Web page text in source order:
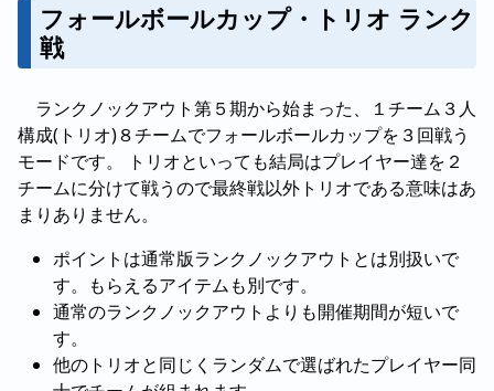
フォールボールカップ・トリオ ランク
戦
ランクノックアウト第５期から始まった、１チーム３人
構成(トリオ)８チームでフォールボールカップを３回戦う
モードです。 トリオといっても結局はプレイヤー達を２
チームに分けて戦うので最終戦以外トリオである意味はあ
まりありません。
ポイントは通常版ランクノックアウトとは別扱いで
す。もらえるアイテムも別です。
通常のランクノックアウトよりも開催期間が短いで
す。
他のトリオと同じくランダムで選ばれたプレイヤー同